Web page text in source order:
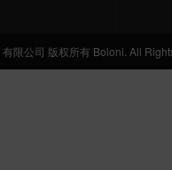
限公司 版权所有 Boloni. All